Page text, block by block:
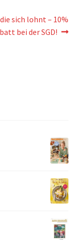
sich lohnt – 10%
bei der SGD!